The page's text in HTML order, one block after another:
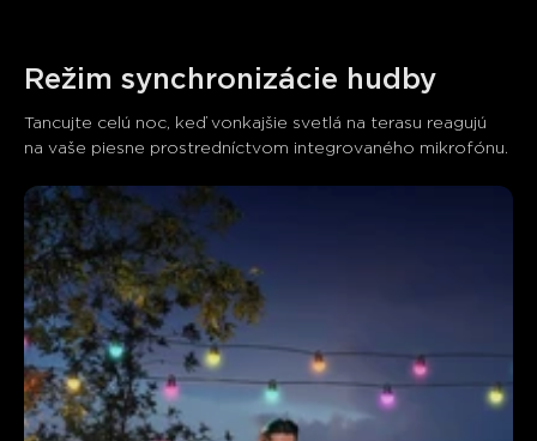
Režim synchronizácie hudby
Tancujte celú noc, keď vonkajšie svetlá na terasu reagujú
na vaše piesne prostredníctvom integrovaného mikrofónu.